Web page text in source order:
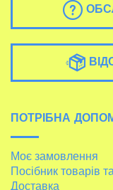
ПОТРІБНА
Моє замовлення
Посібник товарів
Доставка